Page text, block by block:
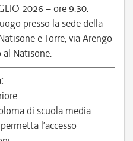
2026 – ore 9:30.
presso la sede della
e Torre, via Arengo
al Natisone.
di scuola media
l’accesso